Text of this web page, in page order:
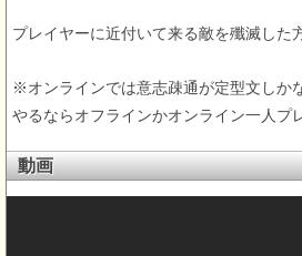
プレイヤーに近付いて来る敵を殲滅した
※オンラインでは意志疎通が定型文しか
やるならオフラインかオンライン一人プ
動画